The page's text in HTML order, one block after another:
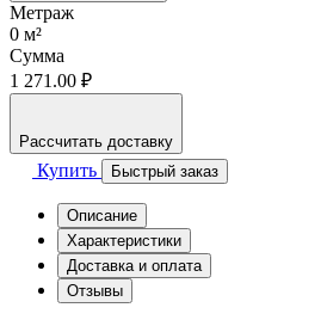
Метраж
0 м²
Сумма
1 271.00 ₽
Рассчитать доставку
Купить Быстрый заказ
Описание
Характеристики
Доставка и оплата
Отзывы